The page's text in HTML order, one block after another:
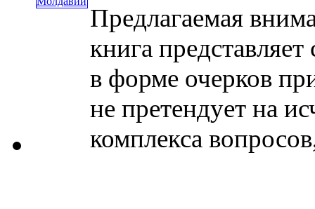
Предлагаемая
книга
в форме очерков
не претендует на
комплекса